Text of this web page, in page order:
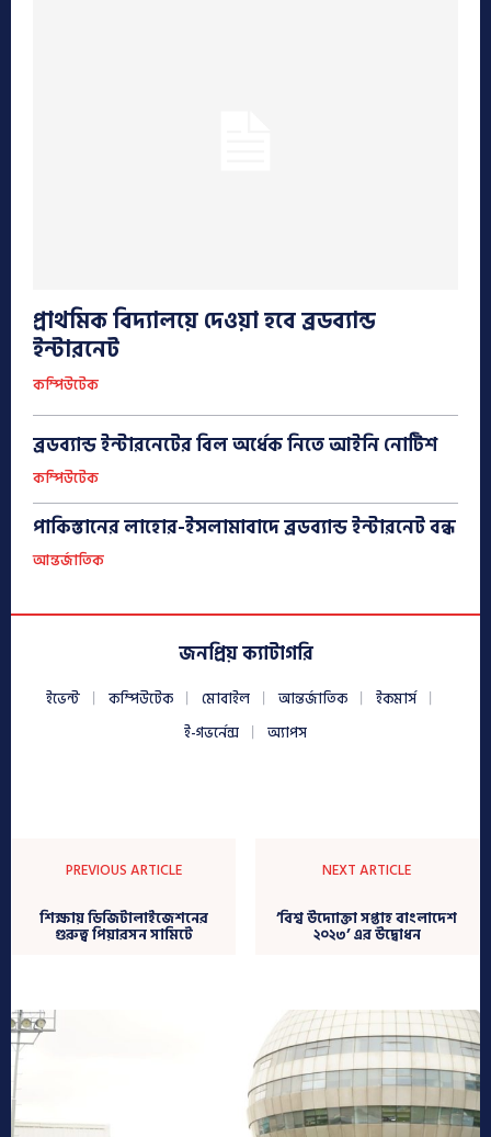
প্রাথমিক বিদ্যালয়ে দেওয়া হবে ব্রডব্যান্ড
ইন্টারনেট
কম্পিউটেক
ব্রডব্যান্ড ইন্টারনেটের বিল অর্ধেক নিতে আইনি নোটিশ
কম্পিউটেক
পাকিস্তানের লাহোর-ইসলামাবাদে ব্রডব্যান্ড ইন্টারনেট বন্ধ
আন্তর্জাতিক
জনপ্রিয় ক্যাটাগরি
ইভেন্ট কম্পিউটেক মোবাইল আন্তর্জাতিক
ইকমার্স
ই-গভর্নেন্স
অ্যাপস
PREVIOUS ARTICLE
শিক্ষায় ডিজিটালাইজেশনের
গুরুত্ব পিয়ারসন সামিটে
NEXT ARTICLE
’বিশ্ব উদ্যোক্তা সপ্তাহ বাংলাদেশ
২০২৩’ এর উদ্বোধন